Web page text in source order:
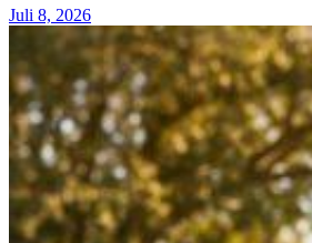
Juli 8, 2026